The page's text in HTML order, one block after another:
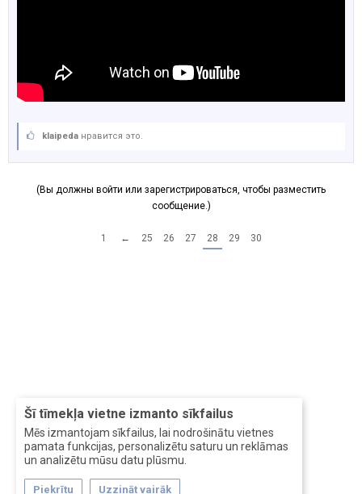
Šī tīmekļa vietne izmanto sīkfailus
Mēs izmantojam sīkfailus, lai nodrošinātu vietnes
pamata funkcijas, personalizētu saturu un reklāmas
un analizētu mūsu datu plūsmu.
Piekrītu Uzzināt vairāk
klaipeda нравится это.
(Вы должны войти или зарегистрироваться, чтобы разместить
сообщение.)
1 ← 25 26 27 28 29 30